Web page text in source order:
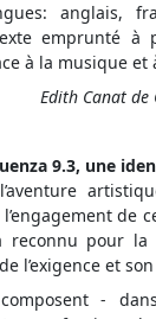
anglais,
emprunté à
à la musique et
Edith Canat de
9.3, une
de
reconnu pour la
l’exigence et
-